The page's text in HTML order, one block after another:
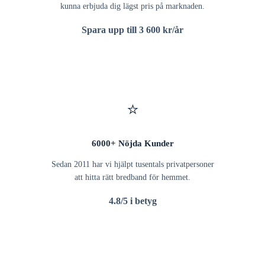
kunna erbjuda dig lägst pris på marknaden.
Spara upp till 3 600 kr/år
⭐
6000+ Nöjda Kunder
Sedan 2011 har vi hjälpt tusentals privatpersoner
att hitta rätt bredband för hemmet.
4.8/5 i betyg